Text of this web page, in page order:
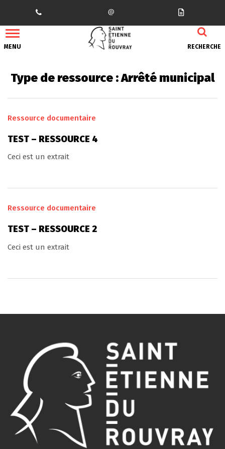
MENU RECHERCHE
Type de ressource :Arrêté municipal
Ressource documentaire
TEST – RESSOURCE 4
Ceci est un extrait
Ressource documentaire
TEST – RESSOURCE 2
Ceci est un extrait